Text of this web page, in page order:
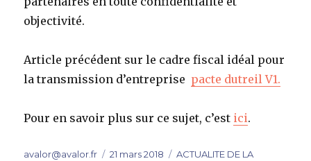
objectivité.
Article précédent sur le cadre fiscal idéal pour
la transmission d’entreprise pacte dutreil V1.
Pour en savoir plus sur ce sujet, c’est ici.
Auteur
avalor@avalor.fr
Publié
21 mars 2018 Catégories
ACTUALITE DE LA